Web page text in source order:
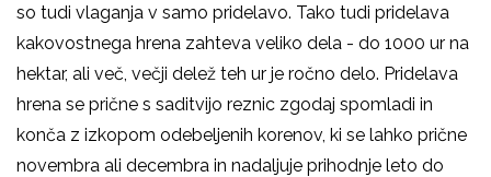
so tudi vlaganja v samo pridelavo. Tako tudi pridelava
kakovostnega hrena zahteva veliko dela - do 1000 ur na
hektar, ali več, večji delež teh ur je ročno delo. Pridelava
hrena se prične s saditvijo reznic zgodaj spomladi in
konča z izkopom odebeljenih korenov, ki se lahko prične
novembra ali decembra in nadaljuje prihodnje leto do